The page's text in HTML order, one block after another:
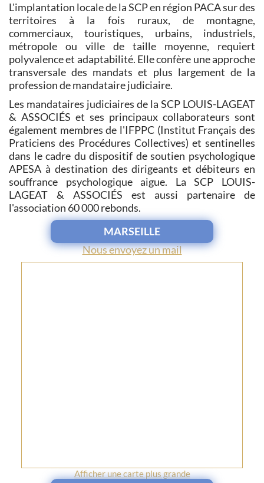
L'implantation locale de la SCP en région PACA sur des
territoires à la fois ruraux, de montagne,
commerciaux, touristiques, urbains, industriels,
métropole ou ville de taille moyenne, requiert
polyvalence et adaptabilité. Elle confère une approche
transversale des mandats et plus largement de la
profession de mandataire judiciaire.
Les mandataires judiciaires de la SCP LOUIS-LAGEAT
& ASSOCIÉS et ses principaux collaborateurs sont
également membres de l'IFPPC (Institut Français des
Praticiens des Procédures Collectives) et sentinelles
dans le cadre du dispositif de soutien psychologique
APESA à destination des dirigeants et débiteurs en
souffrance psychologique aigue. La SCP LOUIS-
LAGEAT & ASSOCIÉS est aussi partenaire de
l'association 60 000 rebonds.
MARSEILLE
Nous envoyez un mail
Afficher une carte plus grande